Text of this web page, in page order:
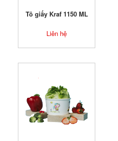
Tô giấy Kraf 1150 ML
Liên hệ